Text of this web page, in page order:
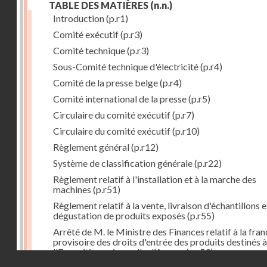
TABLE DES MATIÈRES (n.n.)
Introduction(p.r1)
Comité exécutif(p.r3)
Comité technique(p.r3)
Sous-Comité technique d'électricité(p.r4)
Comité de la presse belge(p.r4)
Comité international de la presse(p.r5)
Circulaire du comité exécutif(p.r7)
Circulaire du comité exécutif(p.r10)
Règlement général(p.r12)
Système de classification générale(p.r22)
Règlement relatif à l'installation et à la marche des
machines (p.r51)
Règlement relatif à la vente, livraison d'échantillons
dégustation de produits exposés (p.r55)
Arrêté de M. le Ministre des Finances relatif à la
provisoire des droits d'entrée des produits destinés à
l'Exposition universelle d'Anvers(p.r59)